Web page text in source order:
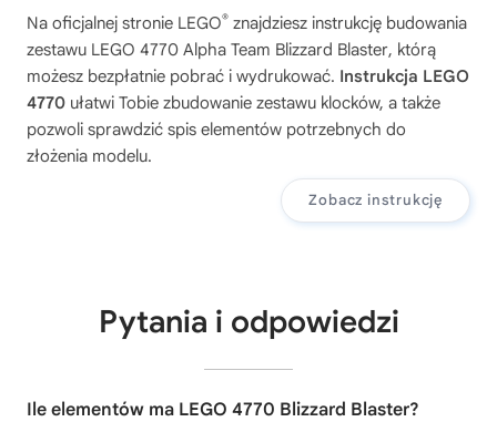
Na oficjalnej stronie LEGO® znajdziesz instrukcję budowania
zestawu LEGO 4770 Alpha Team Blizzard Blaster, którą
możesz bezpłatnie pobrać i wydrukować. Instrukcja LEGO
4770 ułatwi Tobie zbudowanie zestawu klocków, a także
pozwoli sprawdzić spis elementów potrzebnych do
złożenia modelu.
Zobacz instrukcję
Pytania i odpowiedzi
Ile elementów ma LEGO 4770 Blizzard Blaster?